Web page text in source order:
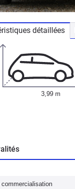
détaillées
3,99 m
commercialisation